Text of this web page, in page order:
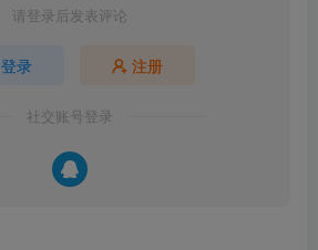
请登录后发表评论
登录 注册
社交账号登录